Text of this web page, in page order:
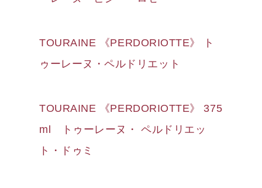
TOURAINE 《PERDORIOTTE》 ト
ゥーレーヌ・ペルドリエット
TOURAINE 《PERDORIOTTE》 375
ml トゥーレーヌ・ ペルドリエッ
ト・ドゥミ